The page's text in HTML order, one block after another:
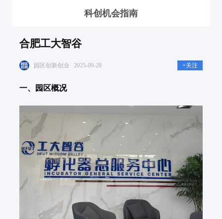
科创机会指南
合肥工大智谷
园区创新创业 2025-09-28 +关注
一、园区概况